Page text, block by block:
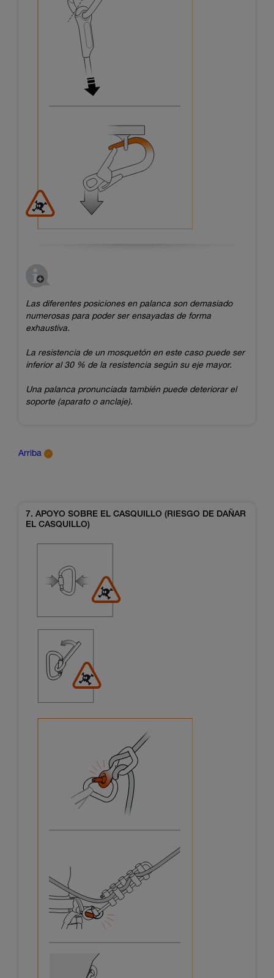
Las diferentes posiciones en palanca son demasiado
numerosas para poder ser ensayadas de forma
exhaustiva.
La resistencia de un mosquetón en este caso puede ser
inferior al 30 % de la resistencia según su eje mayor.
Una palanca pronunciada también puede deteriorar el
soporte (aparato o anclaje).
Arriba
7. APOYO SOBRE EL CASQUILLO (RIESGO DE DAÑAR
EL CASQUILLO)